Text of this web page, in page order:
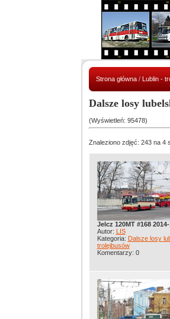
Strona główna/ Lublin -
Dalsze losy
(Wyświetleń: 95478)
Znaleziono zdjęć: 243 na 4
Jelcz 120MT #168 2014-
Autor: LIS
Kategoria: Dalsze losy
trolejbusów
Komentarzy: 0